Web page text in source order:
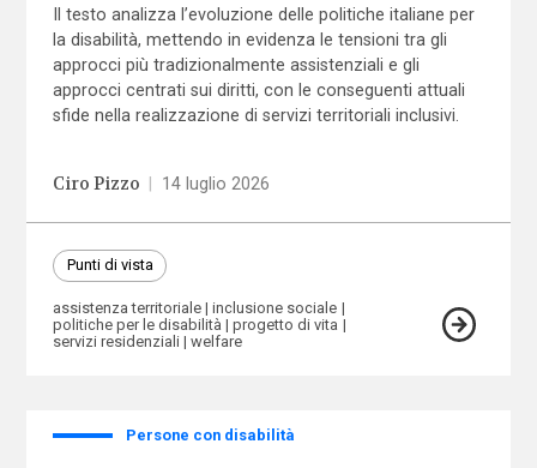
Il testo analizza l’evoluzione delle politiche italiane per
la disabilità, mettendo in evidenza le tensioni tra gli
approcci più tradizionalmente assistenziali e gli
approcci centrati sui diritti, con le conseguenti attuali
sfide nella realizzazione di servizi territoriali inclusivi.
Ciro Pizzo 14 luglio 2026
Punti di vista
assistenza territoriale
inclusione sociale
politiche per le disabilità
progetto di vita
servizi residenziali
welfare
Persone con disabilità